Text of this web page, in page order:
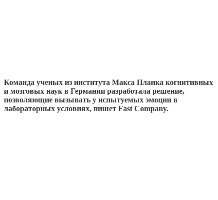
Команда ученых из института Макса Планка когнитивных
и мозговых наук в Германии разработала решение,
позволяющие вызывать у испытуемых эмоции в
лабораторных условиях, пишет Fast Company.